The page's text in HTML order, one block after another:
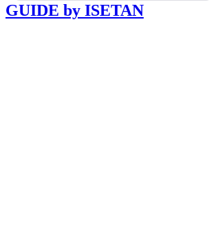
GUIDE by ISETAN